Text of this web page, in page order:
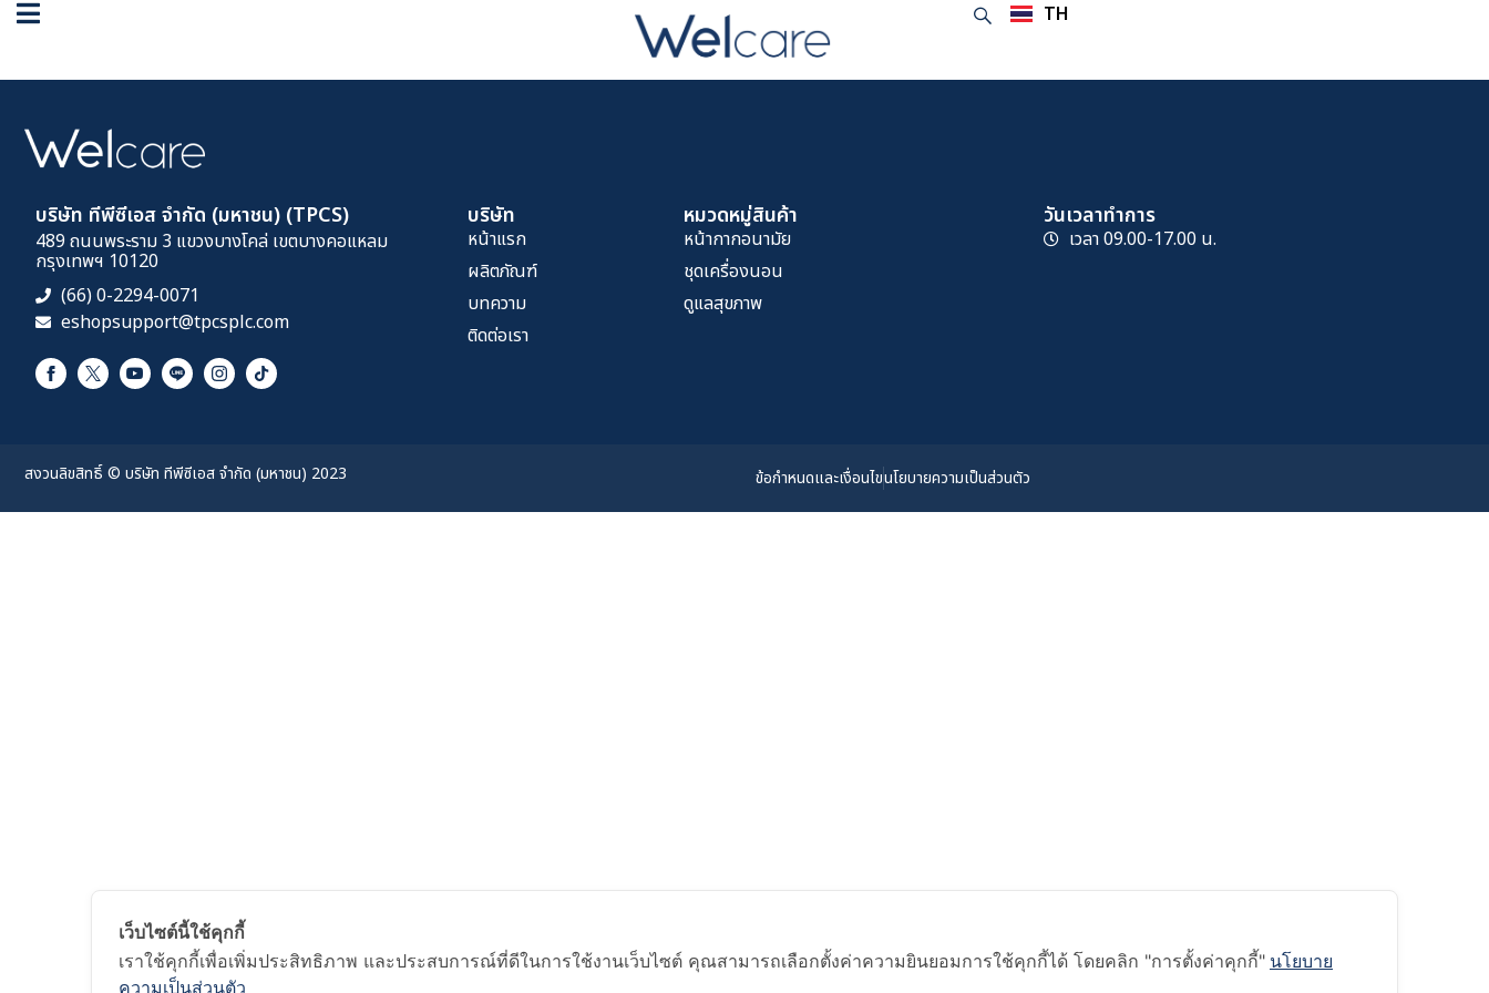
TH
EN
บริษัท ทีพีซีเอส จำกัด (มหาชน) (TPCS)
489 ถนนพระราม 3 แขวงบางโคล่ เขตบางคอแหลม
กรุงเทพฯ 10120
(66) 0-2294-0071
eshopsupport@tpcsplc.com
บริษัท
หน้าแรก
ผลิตภัณฑ์
บทความ
ติดต่อเรา
หมวดหมู่สินค้า
หน้ากากอนามัย
ชุดเครื่องนอน
ดูแลสุขภาพ
วันเวลาทำการ
เวลา 09.00-17.00 น.
สงวนลิขสิทธิ์ © บริษัท ทีพีซีเอส จำกัด (มหาชน) 2023 ข้อกำหนดและเงื่อนไขนโยบายความเป็นส่วนตัว
เว็บไซต์นี้ใช้คุกกี้
เราใช้คุกกี้เพื่อเพิ่มประสิทธิภาพ และประสบการณ์ที่ดีในการใช้งานเว็บไซต์ คุณสามารถเลือกตั้งค่าความยินยอมการใช้คุกกี้ได้ โดยคลิก "การตั้งค่าคุกกี้" นโยบาย
ความเป็นส่วนตัว